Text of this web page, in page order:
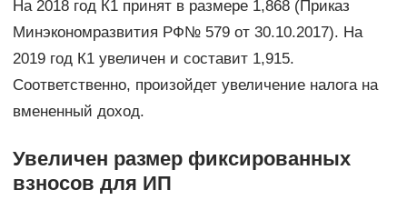
На 2018 год К1 принят в размере 1,868 (Приказ
Минэкономразвития РФ№ 579 от 30.10.2017). На
2019 год К1 увеличен и составит 1,915.
Соответственно, произойдет увеличение налога на
вмененный доход.
Увеличен размер фиксированных
взносов для ИП